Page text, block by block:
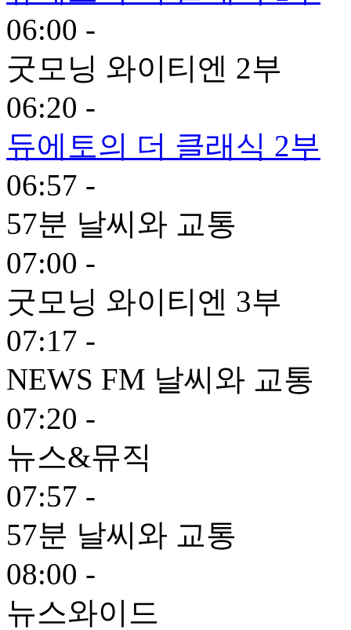
06:00 -
굿모닝 와이티엔 2부
06:20 -
듀에토의 더 클래식 2부
06:57 -
57분 날씨와 교통
07:00 -
굿모닝 와이티엔 3부
07:17 -
NEWS FM 날씨와 교통
07:20 -
뉴스&뮤직
07:57 -
57분 날씨와 교통
08:00 -
뉴스와이드